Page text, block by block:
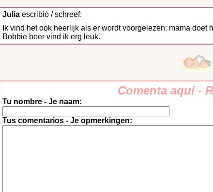
Juliaescribió / schreef:
Ik vind het ook heerlijk als er wordt voorgelezen: mama
Bobbie beer vind ik erg leuk.
Comenta aquí -
Tu nombre - Je naam:
Tus comentarios - Je opmerkingen: